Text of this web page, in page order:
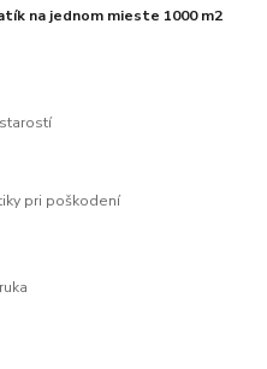
na jednom mieste 1000 m2
pri poškodení